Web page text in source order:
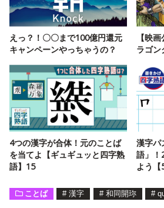
えっ？！〇〇まで100億円還元
キャンペーンやっちゃうの？
【映
ラゴン
4つの漢字が合体！元のことば
を当てよ【ギュギュッと四字熟
語】15
漢字パ
語」！
よう【
ことば # 漢字 # 和同開珎 #